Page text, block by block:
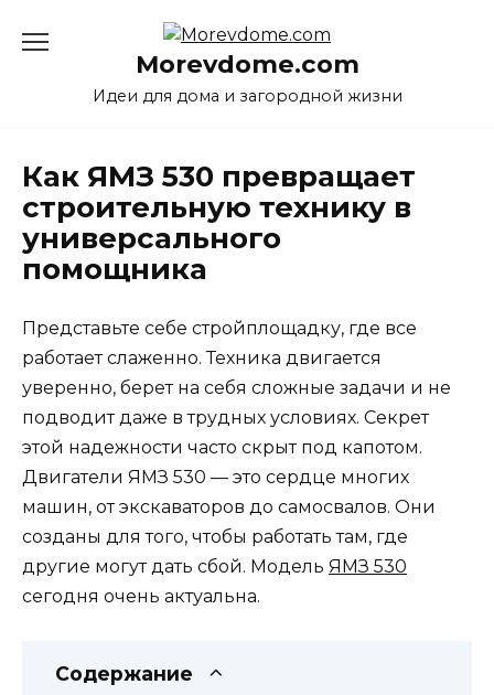
Morevdome.com
Идеи для дома и загородной жизни
Как ЯМЗ 530 превращает
строительную технику в
универсального
помощника
Представьте себе стройплощадку, где все
работает слаженно. Техника двигается
уверенно, берет на себя сложные задачи и не
подводит даже в трудных условиях. Секрет
этой надежности часто скрыт под капотом.
Двигатели ЯМЗ 530 — это сердце многих
машин, от экскаваторов до самосвалов. Они
созданы для того, чтобы работать там, где
другие могут дать сбой. Модель ЯМЗ 530
сегодня очень актуальна.
Содержание